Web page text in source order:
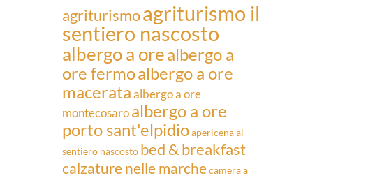
agriturismoagriturismo il
sentiero nascosto
albergo a orealbergo a
ore fermoalbergo a ore
macerataalbergo a ore
montecosaroalbergo a ore
porto sant'elpidioapericena al
sentiero nascosto bed & breakfast
calzature nelle marchecamera a